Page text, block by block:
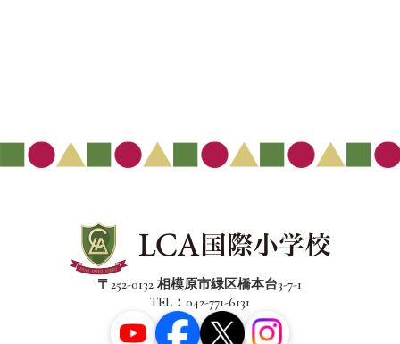
〒252-0132 相模原市緑区橋本台3-7-1
TEL：042-771-6131